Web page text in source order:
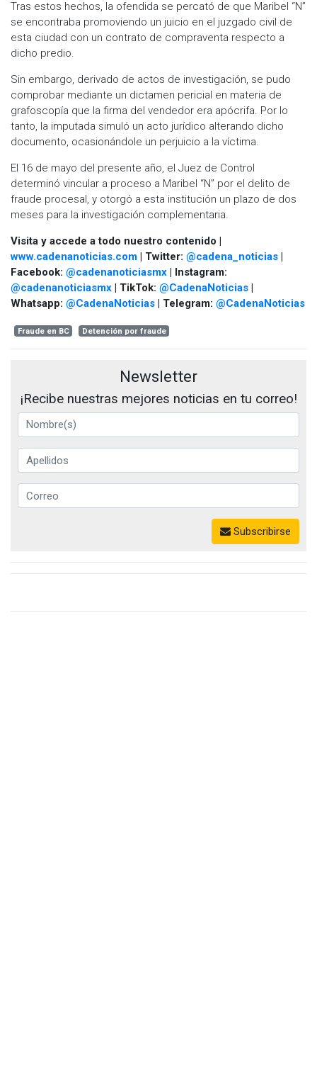
Tras estos hechos, la ofendida se percató de que Maribel “N”
se encontraba promoviendo un juicio en el juzgado civil de
esta ciudad con un contrato de compraventa respecto a
dicho predio.
Sin embargo, derivado de actos de investigación, se pudo
comprobar mediante un dictamen pericial en materia de
grafoscopía que la firma del vendedor era apócrifa. Por lo
tanto, la imputada simuló un acto jurídico alterando dicho
documento, ocasionándole un perjuicio a la víctima.
El 16 de mayo del presente año, el Juez de Control
determinó vincular a proceso a Maribel “N” por el delito de
fraude procesal, y otorgó a esta institución un plazo de dos
meses para la investigación complementaria.
Visita y accede a todo nuestro contenido |
www.cadenanoticias.com | Twitter: @cadena_noticias |
Facebook: @cadenanoticiasmx | Instagram:
@cadenanoticiasmx | TikTok: @CadenaNoticias |
Whatsapp: @CadenaNoticias | Telegram: @CadenaNoticias
Fraude en BC Detención por fraude
Newsletter
¡Recibe nuestras mejores noticias en tu correo!
Subscribirse